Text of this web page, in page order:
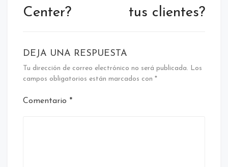
Center? tus clientes?
DEJA UNA RESPUESTA
Tu dirección de correo electrónico no será publicada. Los
campos obligatorios están marcados con *
Comentario *